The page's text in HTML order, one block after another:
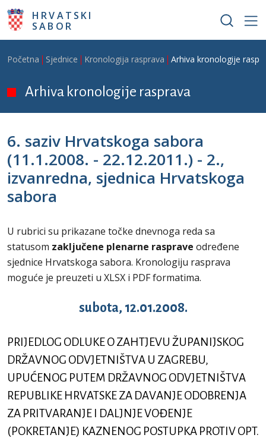
Skoči na glavni sadržaj
HRVATSKI
SABOR
Breadcrumb
Početna Sjednice Kronologija rasprava Arhiva kronologije
Arhiva kronologije rasprava
6. saziv Hrvatskoga sabora
(11.1.2008. - 22.12.2011.) - 2.,
izvanredna, sjednica Hrvatskoga
sabora
U rubrici su prikazane točke dnevnoga reda sa
statusom zaključene plenarne rasprave određene
sjednice Hrvatskoga sabora. Kronologiju rasprava
moguće je preuzeti u XLSX i PDF formatima.
subota, 12.01.2008.
PRIJEDLOG ODLUKE O ZAHTJEVU ŽUPANIJSKOG
DRŽAVNOG ODVJETNIŠTVA U ZAGREBU,
UPUĆENOG PUTEM DRŽAVNOG ODVJETNIŠTVA
REPUBLIKE HRVATSKE ZA DAVANJE ODOBRENJA
ZA PRITVARANJE I DALJNJE VOĐENJE
(POKRETANJE) KAZNENOG POSTUPKA PROTIV OPT.